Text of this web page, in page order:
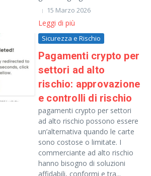
15 Marzo 2026
Leggi di più
Sicurezza e Rischio
Pagamenti crypto per
settori ad alto
rischio: approvazione
e controlli di rischio
pagamenti crypto per settori
ad alto rischio possono essere
un’alternativa quando le carte
sono costose o limitate. I
commerciante ad alto rischio
hanno bisogno di soluzioni
affidabili, conformi e tra...